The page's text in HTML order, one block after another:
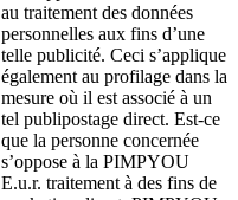
au traitement des données
personnelles aux fins d’une
telle publicité. Ceci s’applique
également au profilage dans la
mesure où il est associé à un
tel publipostage direct. Est-ce
que la personne concernée
s’oppose à la PIMPYOU
E.u.r. traitement à des fins de